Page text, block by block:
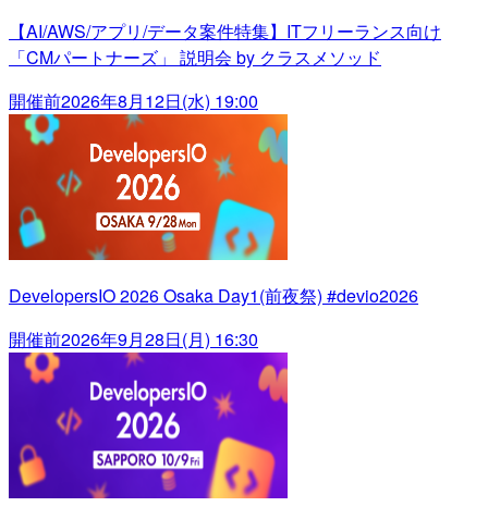
【AI/AWS/アプリ/データ案件特集】ITフリーランス向け
「CMパートナーズ」 説明会 by クラスメソッド
開催前2026年8月12日(水) 19:00
DevelopersIO 2026 Osaka Day1(前夜祭) #devio2026
開催前2026年9月28日(月) 16:30